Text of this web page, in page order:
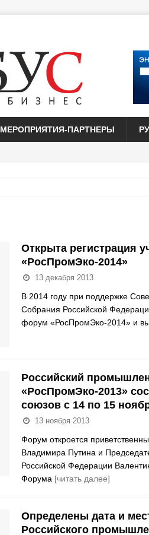
МЕРОПРИЯТИЯ-ПАРТНЕРЫ
Открыта регистрация
«РосПромЭко-2014»
13 декабря 2013
В 2014 году при поддержке
Собрания Российской
форум «РосПромЭко-2014» и
Российский
«РосПромЭко-2013»
союзов с 14 по 15
13 ноября 2013
Форум откроется
Владимира Путина и
Российской Федерации
Форума [читать далее]
Определены дата и
Российского